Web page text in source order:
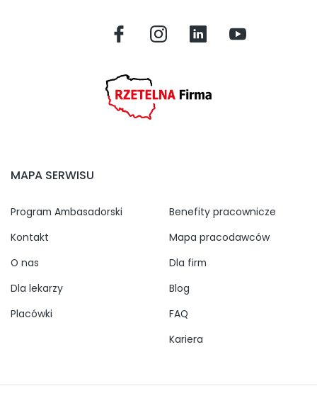
MAPA SERWISU
Program Ambasadorski
Kontakt
O nas
Dla lekarzy
Placówki
Benefity pracownicze
Mapa pracodawców
Dla firm
Blog
FAQ
Kariera